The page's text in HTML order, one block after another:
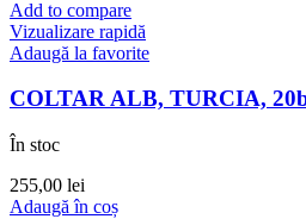
Add to compare
Vizualizare rapidă
Adaugă la favorite
COLTAR ALB, TURCIA,
În stoc
255,00 lei
Adaugă în coș